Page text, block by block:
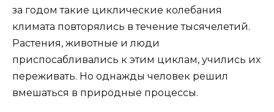
за годом такие циклические колебания
климата повторялись в течение тысячелетий.
Растения, животные и люди
приспосабливались к этим циклам, учились их
переживать. Но однажды человек решил
вмешаться в природные процессы.